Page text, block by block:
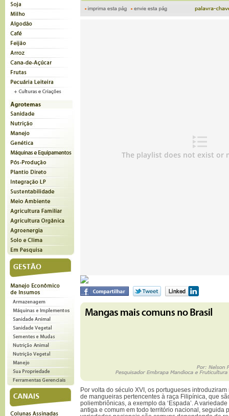
Por volta do século XVI, os portugueses
de mangueiras pertencentes à raça Filipínica, que
poliembriônicas, a exemplo da ‘Espada’. A
antiga e comum em todo território nacional, seguida